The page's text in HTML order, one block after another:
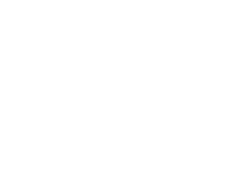
не только повышает